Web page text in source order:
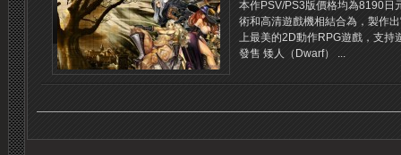
本作PSV/PS3版價格均為8190日
術和高清遊戲機相結合為，製作
上最美的2D動作RPG遊戲，支
發售 矮人（Dwarf） ...